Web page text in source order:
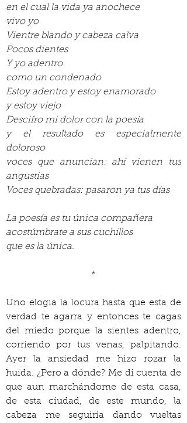
en el cual la vida ya anochece
vivo yo
Vientre blando y cabeza calva
Pocos dientes
Y yo adentro
como un condenado
Estoy adentro y estoy enamorado
y estoy viejo
Descifro mi dolor con la poesía
y el resultado es especialmente
doloroso
voces que anuncian: ahí vienen tus
angustias
Voces quebradas: pasaron ya tus días
La poesía es tu única compañera
acostúmbrate a sus cuchillos
que es la única.
*
Uno elogia la locura hasta que esta de
verdad te agarra y entonces te cagas
del miedo porque la sientes adentro,
corriendo por tus venas, palpitando.
Ayer la ansiedad me hizo rozar la
huida. ¿Pero a dónde? Me di cuenta de
que aun marchándome de esta casa,
de esta ciudad, de este mundo, la
cabeza me seguiría dando vueltas